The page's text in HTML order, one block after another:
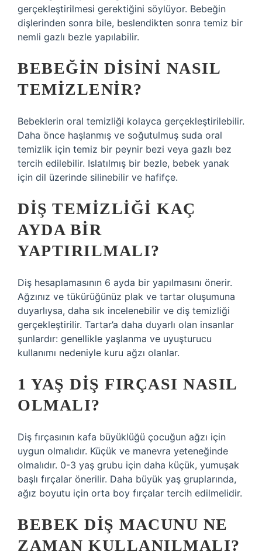
gerçekleştirilmesi gerektiğini söylüyor. Bebeğin
dişlerinden sonra bile, beslendikten sonra temiz bir
nemli gazlı bezle yapılabilir.
BEBEĞIN DISINI NASIL
TEMIZLENIR?
Bebeklerin oral temizliği kolayca gerçekleştirilebilir.
Daha önce haşlanmış ve soğutulmuş suda oral
temizlik için temiz bir peynir bezi veya gazlı bez
tercih edilebilir. Islatılmış bir bezle, bebek yanak
için dil üzerinde silinebilir ve hafifçe.
DIŞ TEMIZLIĞI KAÇ
AYDA BIR
YAPTIRILMALI?
Diş hesaplamasının 6 ayda bir yapılmasını önerir.
Ağzınız ve tükürüğünüz plak ve tartar oluşumuna
duyarlıysa, daha sık incelenebilir ve diş temizliği
gerçekleştirilir. Tartar’a daha duyarlı olan insanlar
şunlardır: genellikle yaşlanma ve uyuşturucu
kullanımı nedeniyle kuru ağzı olanlar.
1 YAŞ DIŞ FIRÇASI NASIL
OLMALI?
Diş fırçasının kafa büyüklüğü çocuğun ağzı için
uygun olmalıdır. Küçük ve manevra yeteneğinde
olmalıdır. 0-3 yaş grubu için daha küçük, yumuşak
başlı fırçalar önerilir. Daha büyük yaş gruplarında,
ağız boyutu için orta boy fırçalar tercih edilmelidir.
BEBEK DIŞ MACUNU NE
ZAMAN KULLANILMALI?